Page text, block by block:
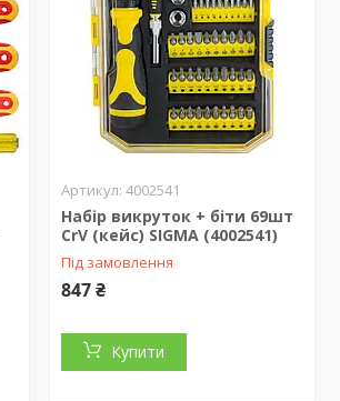
4002541
Набір викруток + біти 69шт
CrV (кейс) SIGMA (4002541)
Під замовлення
847 ₴
Купити